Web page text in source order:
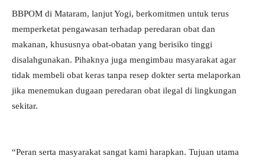
BBPOM di Mataram, lanjut Yogi, berkomitmen untuk terus
memperketat pengawasan terhadap peredaran obat dan
makanan, khususnya obat-obatan yang berisiko tinggi
disalahgunakan. Pihaknya juga mengimbau masyarakat agar
tidak membeli obat keras tanpa resep dokter serta melaporkan
jika menemukan dugaan peredaran obat ilegal di lingkungan
sekitar.
“Peran serta masyarakat sangat kami harapkan. Tujuan utama